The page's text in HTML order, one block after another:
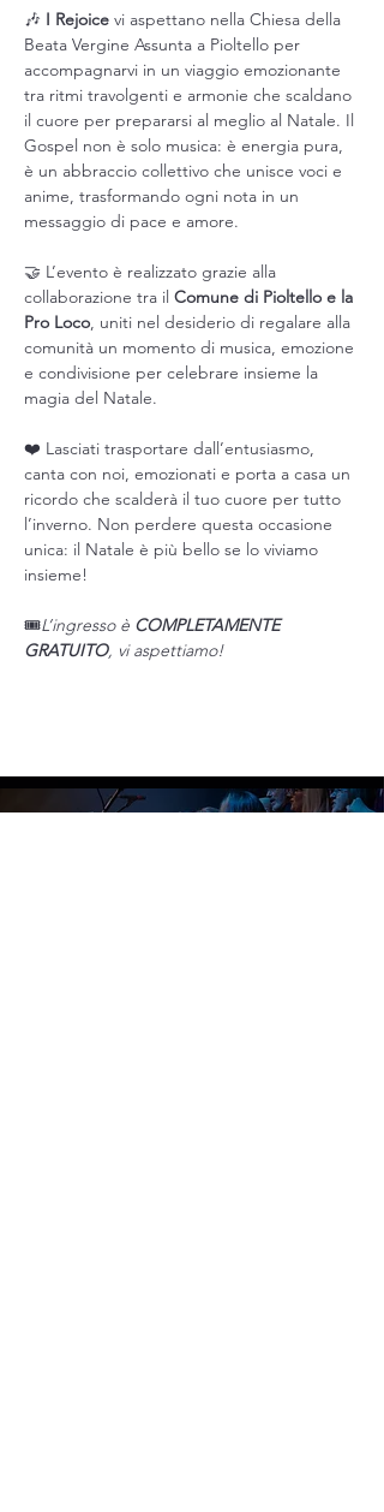
🎶 I Rejoice vi aspettano nella Chiesa della
Beata Vergine Assunta a Pioltello per
accompagnarvi in un viaggio emozionante
tra ritmi travolgenti e armonie che scaldano
il cuore per prepararsi al meglio al Natale. Il
Gospel non è solo musica: è energia pura,
è un abbraccio collettivo che unisce voci e
anime, trasformando ogni nota in un
messaggio di pace e amore.
🤝 L’evento è realizzato grazie alla
collaborazione tra il Comune di Pioltello e la
Pro Loco, uniti nel desiderio di regalare alla
comunità un momento di musica, emozione
e condivisione per celebrare insieme la
magia del Natale.
❤️ Lasciati trasportare dall’entusiasmo,
canta con noi, emozionati e porta a casa un
ricordo che scalderà il tuo cuore per tutto
l’inverno. Non perdere questa occasione
unica: il Natale è più bello se lo viviamo
insieme!
🎟️L’ingresso è COMPLETAMENTE
GRATUITO, vi aspettiamo!